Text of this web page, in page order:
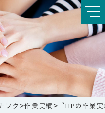
フク >作業実績 > 『HPの作業